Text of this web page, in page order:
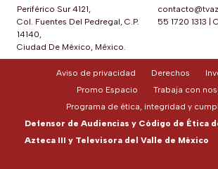
Periférico Sur 4121,
Col. Fuentes Del Pedregal, C.P.
14140,
Ciudad De México, México.
55 1720 1313 |
Aviso de privacidad Derechos
Promo Espacio
Trabaja con
Programa de ética, integridad y
Defensor de Audiencias y Código de Ética
Azteca III y Televisora del Valle de México